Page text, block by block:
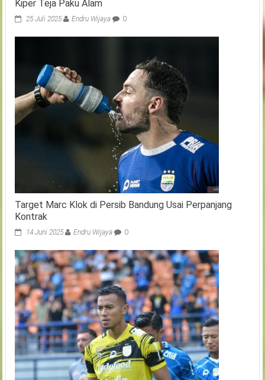
Kiper Teja Paku Alam
25 Juli 2025 Endru Wijaya 0
Target Marc Klok di Persib Bandung Usai Perpanjang
Kontrak
14 Juni 2025 Endru Wijaya 0